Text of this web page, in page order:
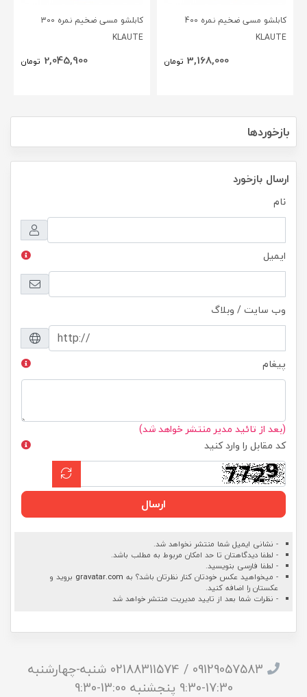
کابلشو مسی ضخیم نمره 400
KLAUTE
3,168,000 تومان
کابلشو مسی ضخیم نمره 300
KLAUTE
2,045,900 تومان
بازخوردها
ارسال بازخورد
نام
ایمیل
وب سایت / وبلاگ
پیغام
(بعد از تائید مدیر منتشر خواهد شد)
کد مقابل را وارد کنید
ارسال
- نشانی ایمیل شما منتشر نخواهد شد.
- لطفا دیدگاهتان تا حد امکان مربوط به مطلب باشد.
- لطفا فارسی بنویسید.
- میخواهید عکس خودتان کنار نظرتان باشد؟ به gravatar.com بروید و
عکستان را اضافه کنید.
- نظرات شما بعد از تایید مدیریت منتشر خواهد شد
09129057583 / 02188311574 شنبه-چهارشنبه
17:30-9:30 پنجشنبه 13:00-9:30